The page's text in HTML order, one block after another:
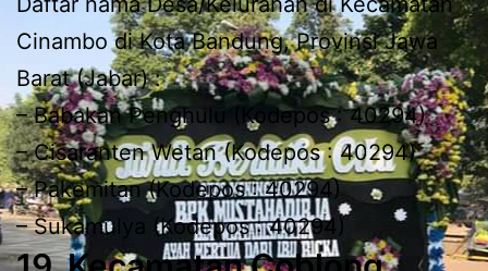
Cinambo di Kota Bandung, Provinsi Jawa
Barat (Jabar) :
– Babakan Penghulu (Kodepos : 40294)
– Cisaranten Wetan (Kodepos : 40294)
– Pakemitan (Kodepos : 40294)
– Sukamulya (Kodepos : 40294)